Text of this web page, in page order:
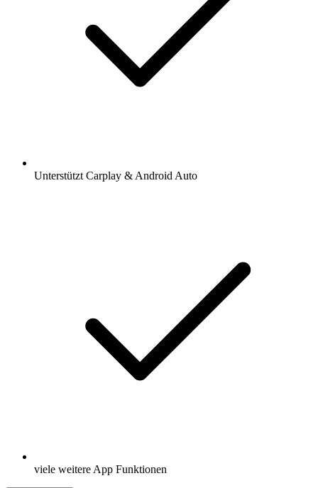
Unterstützt Carplay & Android Auto
viele weitere App Funktionen